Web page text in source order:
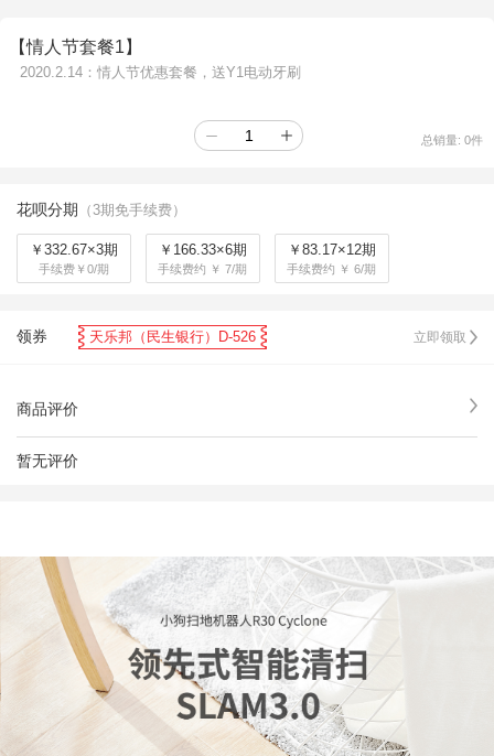
【情人节套餐1】
2020.2.14：情人节优惠套餐，送Y1电动牙刷
总销量: 0件
花呗分期 （3期免手续费）
￥332.67×3期
手续费￥0/期
￥166.33×6期
手续费约 ￥ 7/期
￥83.17×12期
手续费约 ￥ 6/期
领券 天乐邦（民生银行）D-526 立即领取
商品评价
暂无评价